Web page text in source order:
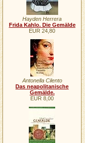
Hayden Herrera
Frida Kahlo. Die Gemälde
EUR 24,80
Antonella Cilento
Das neapolitanische
Gemälde.
EUR 8,00